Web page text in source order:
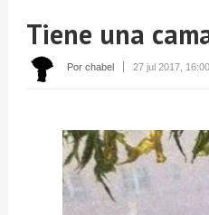
Tiene una
Por chabel 27 jul 2017, 16:00